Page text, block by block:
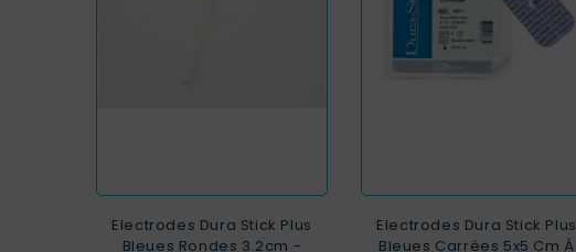
Electrodes Dura Stick Plus
Bleues Rondes 3.2cm -
Electrodes Dura Stick Plus
Bleues Carrées 5x5 Cm À